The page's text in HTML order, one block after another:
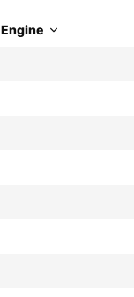
Engine